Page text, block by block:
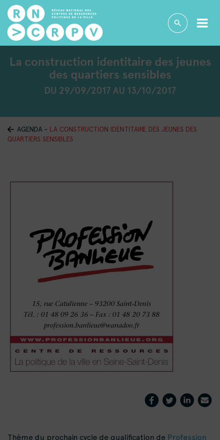
La construction identitaire des jeunes
des quartiers sensibles
DU 29/09/2017 AU 13/10/2017
AGENDA - LA CONSTRUCTION IDENTITAIRE DES JEUNES DES
QUARTIERS SENSIBLES
Thème du prochain cycle de qualification de Profession